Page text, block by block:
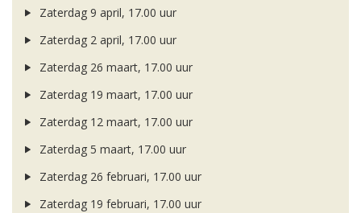
Zaterdag 9 april, 17.00 uur
Zaterdag 2 april, 17.00 uur
Zaterdag 26 maart, 17.00 uur
Zaterdag 19 maart, 17.00 uur
Zaterdag 12 maart, 17.00 uur
Zaterdag 5 maart, 17.00 uur
Zaterdag 26 februari, 17.00 uur
Zaterdag 19 februari, 17.00 uur